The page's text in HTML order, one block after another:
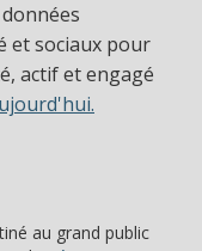
et sociaux pour
actif et engagé
au grand public